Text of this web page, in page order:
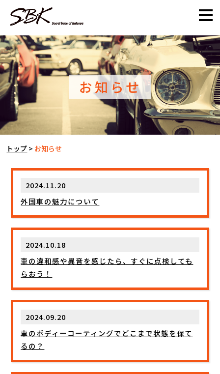
お知らせ
トップ お知らせ
2024.11.20
外国車の魅力について
2024.10.18
車の違和感や異音を感じたら、すぐに点検しても
らおう！
2024.09.20
車のボディーコーティングでどこまで状態を保て
るの？